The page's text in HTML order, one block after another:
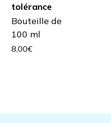
tolérance
Bouteille de
100 ml
8,00€